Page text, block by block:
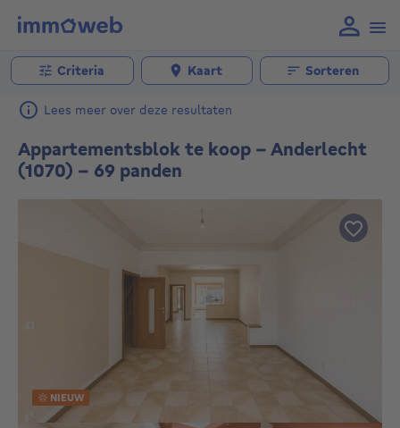
Criteria Kaart Sorteren
Lees meer over deze resultaten
Appartementsblok te koop - Anderlecht
(1070) - 69 panden
NIEUW